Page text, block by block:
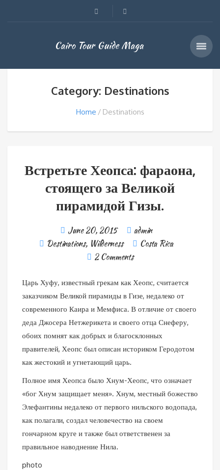
Cairo Tour Guide Maga
Category: Destinations
Home Destinations
Встретьте Хеопса: фараона,
стоящего за Великой
пирамидой Гизы.
June 20, 2015
admin
Destinations, Wilderness
Costa Rica
2 Comments
Царь Хуфу, известный грекам как Хеопс, считается
заказчиком Великой пирамиды в Гизе, недалеко от
современного Каира и Мемфиса. В отличие от своего
деда Джосера Нетжерикета и своего отца Снеферу,
обоих помнят как добрых и благосклонных
правителей, Хеопс был описан историком Геродотом
как жестокий и угнетающий царь.
Полное имя Хеопса было Хнум-Хеопс, что означает
«бог Хнум защищает меня». Хнум, местный божество
Элефантины недалеко от первого нильского водопада,
как полагали, создал человечество на своем
гончарном круге и также был ответственен за
правильное наводнение Нила.
photo